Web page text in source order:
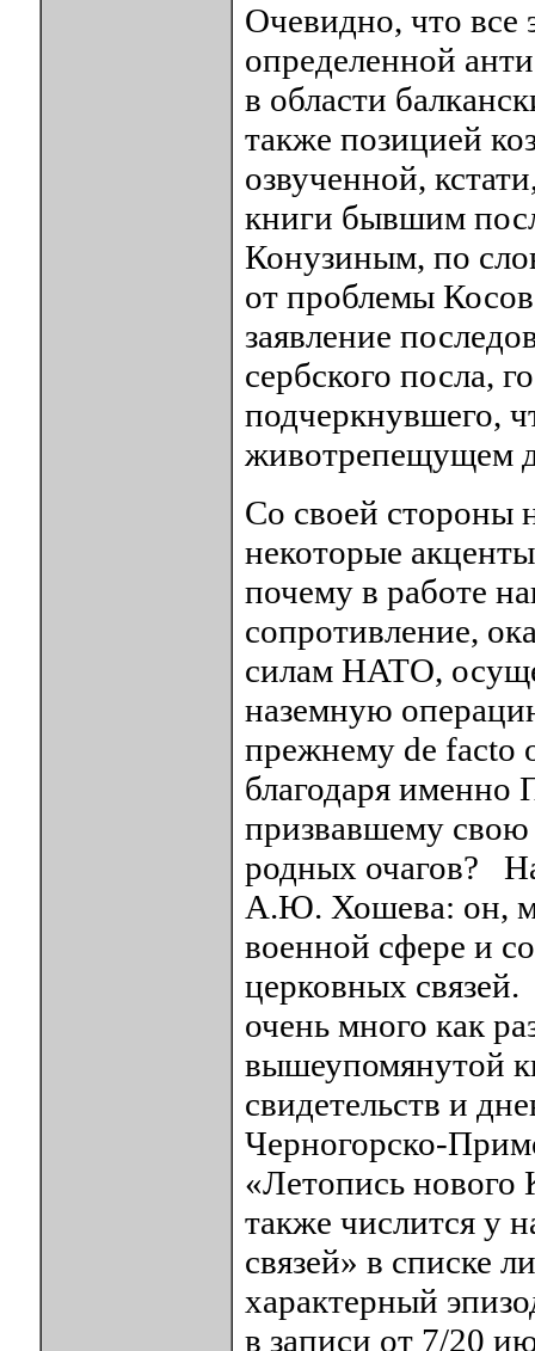
Очевидно, что все
определенной
в области
также позицией
озвученной,
книги бывшим
Конузиным, по
от проблемы
заявление
сербского посла,
подчеркнувшего,
животрепещущем
Со своей стороны
некоторые
почему в работе
сопротивление,
силам НАТО,
наземную
прежнему de facto
благодаря именно
призвавшему
родных очагов?
А.Ю. Хошева: он,
военной сфере и
церковных
очень много как
вышеупомянутой
свидетельств и
Черногорско-
«Летопись нового
также числится у
связей» в списке
характерный
в записи от 7/20